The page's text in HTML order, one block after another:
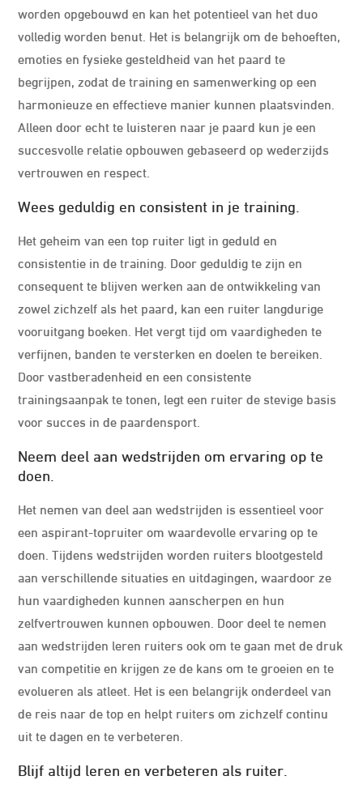
worden opgebouwd en kan het potentieel van het duo
volledig worden benut. Het is belangrijk om de behoeften,
emoties en fysieke gesteldheid van het paard te
begrijpen, zodat de training en samenwerking op een
harmonieuze en effectieve manier kunnen plaatsvinden.
Alleen door echt te luisteren naar je paard kun je een
succesvolle relatie opbouwen gebaseerd op wederzijds
vertrouwen en respect.
Wees geduldig en consistent in je training.
Het geheim van een top ruiter ligt in geduld en
consistentie in de training. Door geduldig te zijn en
consequent te blijven werken aan de ontwikkeling van
zowel zichzelf als het paard, kan een ruiter langdurige
vooruitgang boeken. Het vergt tijd om vaardigheden te
verfijnen, banden te versterken en doelen te bereiken.
Door vastberadenheid en een consistente
trainingsaanpak te tonen, legt een ruiter de stevige basis
voor succes in de paardensport.
Neem deel aan wedstrijden om ervaring op te
doen.
Het nemen van deel aan wedstrijden is essentieel voor
een aspirant-topruiter om waardevolle ervaring op te
doen. Tijdens wedstrijden worden ruiters blootgesteld
aan verschillende situaties en uitdagingen, waardoor ze
hun vaardigheden kunnen aanscherpen en hun
zelfvertrouwen kunnen opbouwen. Door deel te nemen
aan wedstrijden leren ruiters ook om te gaan met de druk
van competitie en krijgen ze de kans om te groeien en te
evolueren als atleet. Het is een belangrijk onderdeel van
de reis naar de top en helpt ruiters om zichzelf continu
uit te dagen en te verbeteren.
Blijf altijd leren en verbeteren als ruiter.